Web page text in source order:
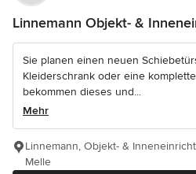
Linnemann Objekt- &
Sie planen einen neuen
Kleiderschrank oder eine
bekommen dieses und...
Mehr
Linnemann, Objekt- &
Melle